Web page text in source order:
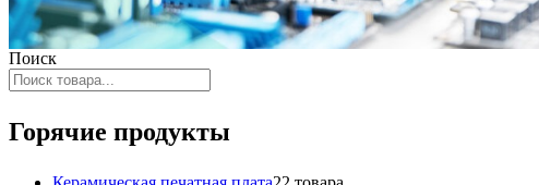
Поиск
Горячие продукты